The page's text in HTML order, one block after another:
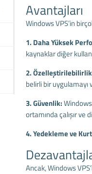
Avantajları
Windows VPS’in
1. Daha Yüksek
kaynaklar diğer
2.
belirli bir uygulamayı
3. Güvenlik:
ortamında çalışır ve
4. Yedekleme ve
Ancak, Windows